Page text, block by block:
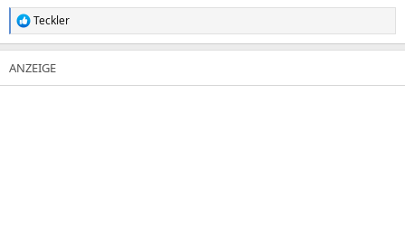
R
e
a
k
t
Teckler